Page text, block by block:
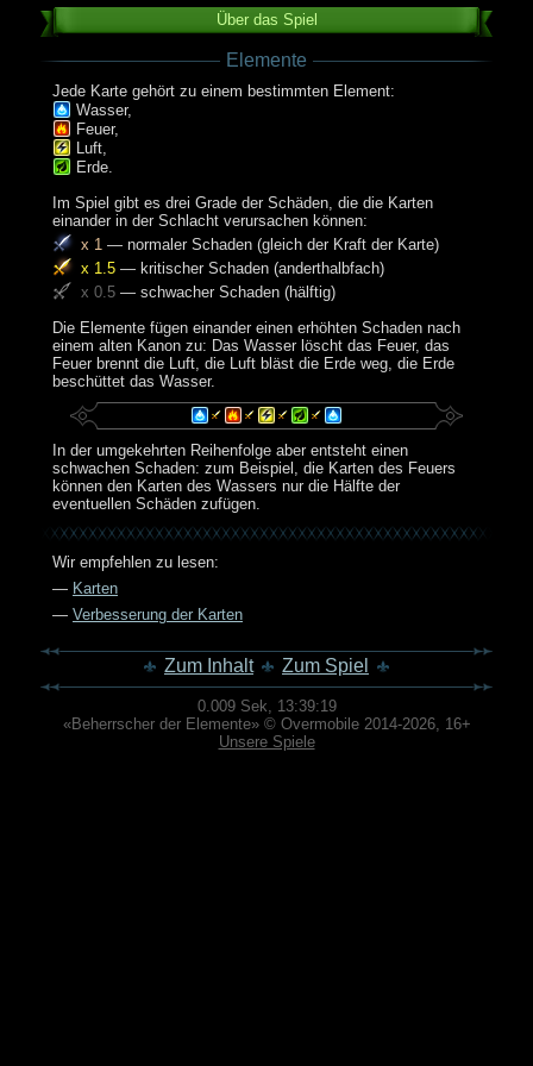
Über das Spiel
Elemente
Jede Karte gehört zu einem bestimmten Element:
Wasser,
Feuer,
Luft,
Erde.
Im Spiel gibt es drei Grade der Schäden, die die Karten
einander in der Schlacht verursachen können:
x 1 — normaler Schaden (gleich der Kraft der Karte)
x 1.5 — kritischer Schaden (anderthalbfach)
x 0.5 — schwacher Schaden (hälftig)
Die Elemente fügen einander einen erhöhten Schaden nach
einem alten Kanon zu: Das Wasser löscht das Feuer, das
Feuer brennt die Luft, die Luft bläst die Erde weg, die Erde
beschüttet das Wasser.
In der umgekehrten Reihenfolge aber entsteht einen
schwachen Schaden: zum Beispiel, die Karten des Feuers
können den Karten des Wassers nur die Hälfte der
eventuellen Schäden zufügen.
Wir empfehlen zu lesen:
— Karten
— Verbesserung der Karten
Zum Inhalt Zum Spiel
0.009 Sek, 13:39:19
«Beherrscher der Elemente» © Overmobile 2014-2026, 16+
Unsere Spiele